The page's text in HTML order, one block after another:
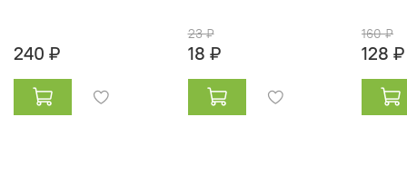
240 ₽
23 ₽
18 ₽
160 ₽
128 ₽